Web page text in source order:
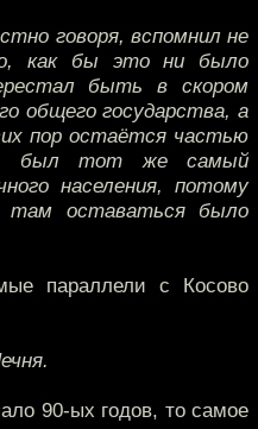
говоря, вспомнил не
как бы это ни было
быть в скором
общего государства, а
пор остаётся частью
был тот же самый
населения, потому
оставаться было
параллели с Косово
90-ых годов, то самое